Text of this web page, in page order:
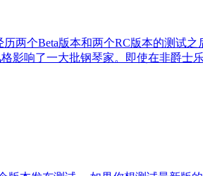
历两个Beta版本和两个RC版本的测
影响了一大批钢琴家。即使在非爵